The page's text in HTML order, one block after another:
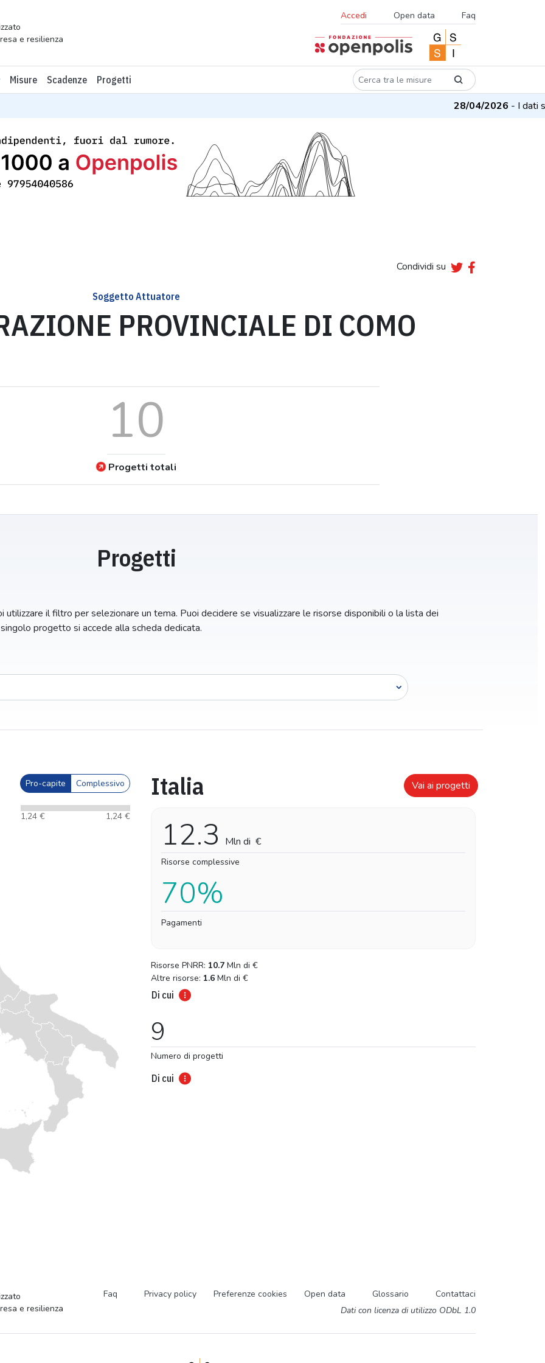
e resilienza
Accedi Open data Faq
Misure Scadenze Progetti
28/04/2026- I dati su
Condividi su
Soggetto Attuatore
PROVINCIALE DI COMO
10
Progetti totali
Progetti
il filtro per selezionare un tema. Puoi decidere se visualizzare le risorse disponibili o la lista dei
progetto si accede alla scheda dedicata.
Pro-capite Complessivo
1,24 € 1,24 €
Italia Vai ai progetti
12.3 Mln di €
Risorse complessive
70%
Pagamenti
Risorse PNRR: 10.7 Mln di €
Altre risorse: 1.6 Mln di €
Di cui
9
Numero di progetti
Di cui
e resilienza
Faq Privacy policy Preferenze cookies Open data Glossario
Contattaci
Dati con licenza di utilizzo ODbL 1.0